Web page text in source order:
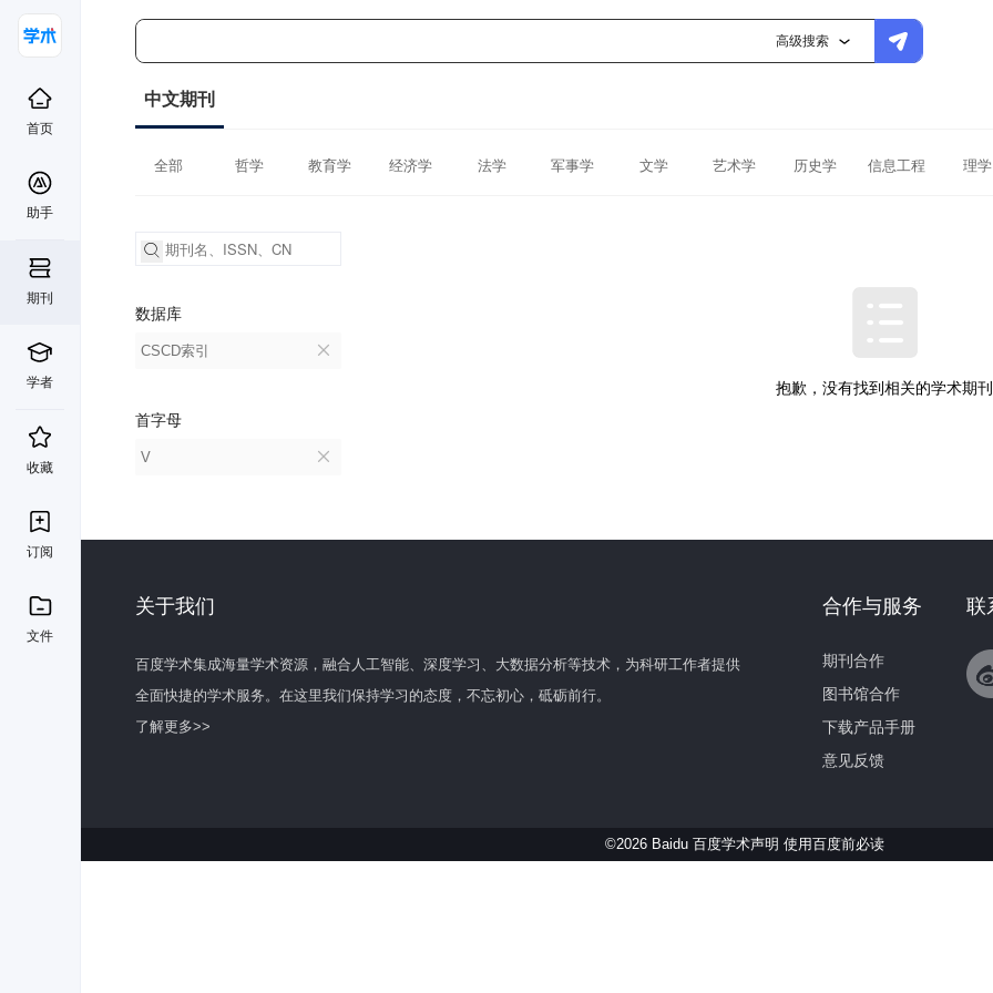
高级搜索
首页
助手
期刊
学者
收藏
订阅
文件
中文期刊
全部 哲学 教育学 经济学 法学 军事学 文学 艺术学 历史学 信息工程 理学
数据库
CSCD索引
首字母
V
抱歉，没有找到相关的学术期刊
关于我们
百度学术集成海量学术资源，融合人工智能、深度学习、大数据分析等技术，为科研工作者提供
全面快捷的学术服务。在这里我们保持学习的态度，不忘初心，砥砺前行。
了解更多>>
联
合作与服务
期刊合作
图书馆合作
下载产品手册
意见反馈
©2026 Baidu 百度学术声明 使用百度前必读